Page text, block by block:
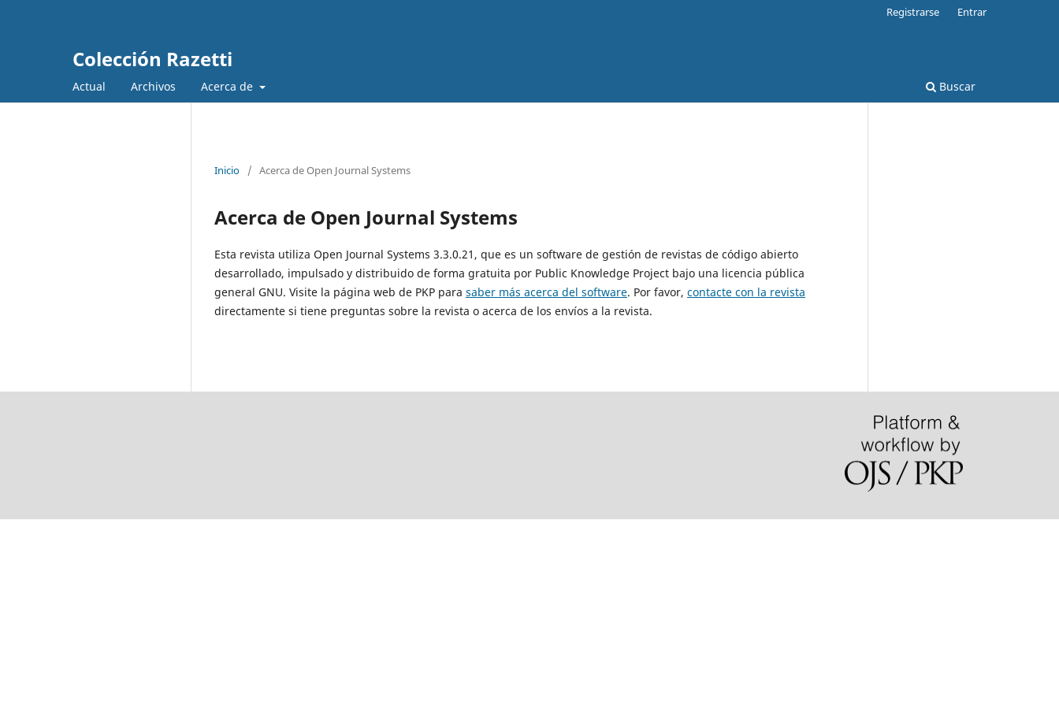
Colección Razetti
Actual Archivos Acerca de Buscar
Registrarse Entrar
Inicio / Acerca de Open Journal Systems
Acerca de Open Journal Systems
Esta revista utiliza Open Journal Systems 3.3.0.21, que es un software de gestión de revistas de código abierto
desarrollado, impulsado y distribuido de forma gratuita por Public Knowledge Project bajo una licencia pública
general GNU. Visite la página web de PKP para saber más acerca del software. Por favor, contacte con la revista
directamente si tiene preguntas sobre la revista o acerca de los envíos a la revista.